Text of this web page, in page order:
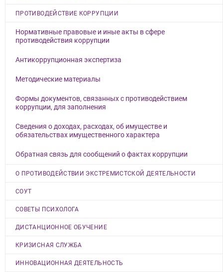
ПРОТИВОДЕЙСТВИЕ КОРРУПЦИИ
Нормативные правовые и иные акты в сфере
противодействия коррупции
Антикоррупционная экспертиза
Методические материалы
Формы документов, связанных с противодействием
коррупции, для заполнения
Сведения о доходах, расходах, об имуществе и
обязательствах имущественного характера
Обратная связь для сообщений о фактах коррупции
О ПРОТИВОДЕЙСТВИИ ЭКСТРЕМИСТСКОЙ ДЕЯТЕЛЬНОСТИ
СОУТ
СОВЕТЫ ПСИХОЛОГА
ДИСТАНЦИОННОЕ ОБУЧЕНИЕ
КРИЗИСНАЯ СЛУЖБА
ИННОВАЦИОННАЯ ДЕЯТЕЛЬНОСТЬ